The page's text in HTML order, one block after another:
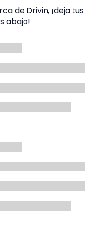
de Drivin, ¡deja tus
abajo!